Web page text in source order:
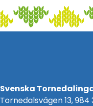
Svenska
Tornedalsvägen 13, 984